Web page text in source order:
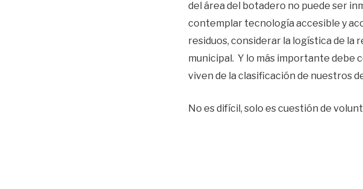
del área del botadero no puede ser
contemplar tecnología accesible y
residuos, considerar la logística de la
municipal. Y lo más importante debe
viven de la clasificación de nuestros
No es difícil, solo es cuestión de